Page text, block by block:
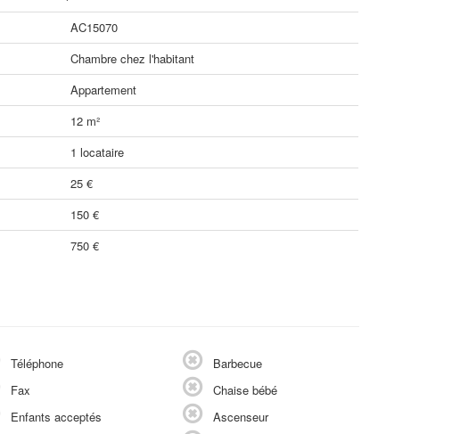
AC15070
Chambre chez l'habitant
Appartement
12 m²
1 locataire
25 €
150 €
750 €
Téléphone
Fax
Enfants acceptés
Barbecue
Chaise bébé
Ascenseur